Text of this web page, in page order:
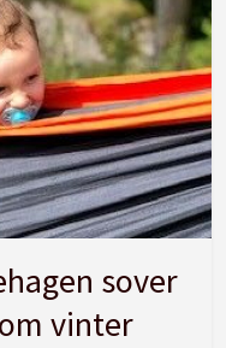
sover
vinter